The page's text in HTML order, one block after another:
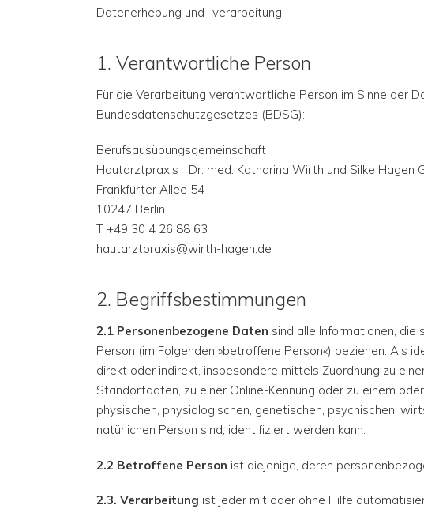
Datenerhebung und -verarbeitung.
1. Verantwortliche Person
Für die Verarbeitung verantwortliche Person im Sinne der
Bundesdatenschutzgesetzes (BDSG):
Berufsausübungsgemeinschaft
Hautarztpraxis Dr. med. Katharina Wirth und Silke Hagen
Frankfurter Allee 54
10247 Berlin
T +49 30 4 26 88 63
hautarztpraxis@wirth-hagen.de
2. Begriffsbestimmungen
2.1 Personenbezogene Daten sind alle Informationen,
Person (im Folgenden »betroffene Person«) beziehen. Als
direkt oder indirekt, insbesondere mittels Zuordnung zu
Standortdaten, zu einer Online-Kennung oder zu einem
physischen, physiologischen, genetischen, psychischen,
natürlichen Person sind, identifiziert werden kann.
2.2 Betroffene Person ist diejenige, deren
2.3. Verarbeitung ist jeder mit oder ohne Hilfe